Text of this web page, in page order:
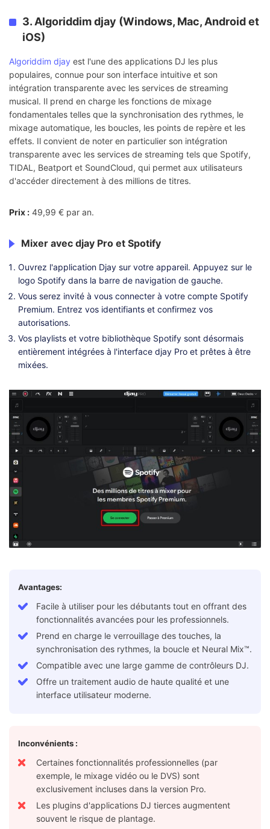
3. Algoriddim djay (Windows, Mac, Android et
iOS)
Algoriddim djay est l'une des applications DJ les plus
populaires, connue pour son interface intuitive et son
intégration transparente avec les services de streaming
musical. Il prend en charge les fonctions de mixage
fondamentales telles que la synchronisation des rythmes, le
mixage automatique, les boucles, les points de repère et les
effets. Il convient de noter en particulier son intégration
transparente avec les services de streaming tels que Spotify,
TIDAL, Beatport et SoundCloud, qui permet aux utilisateurs
d'accéder directement à des millions de titres.
Prix : 49,99 € par an.
Mixer avec djay Pro et Spotify
Ouvrez l'application Djay sur votre appareil. Appuyez sur le
logo Spotify dans la barre de navigation de gauche.
Vous serez invité à vous connecter à votre compte Spotify
Premium. Entrez vos identifiants et confirmez vos
autorisations.
Vos playlists et votre bibliothèque Spotify sont désormais
entièrement intégrées à l'interface djay Pro et prêtes à être
mixées.
Avantages:
Facile à utiliser pour les débutants tout en offrant des
fonctionnalités avancées pour les professionnels.
Prend en charge le verrouillage des touches, la
synchronisation des rythmes, la boucle et Neural Mix™.
Compatible avec une large gamme de contrôleurs DJ.
Offre un traitement audio de haute qualité et une
interface utilisateur moderne.
Inconvénients :
Certaines fonctionnalités professionnelles (par
exemple, le mixage vidéo ou le DVS) sont
exclusivement incluses dans la version Pro.
Les plugins d'applications DJ tierces augmentent
souvent le risque de plantage.